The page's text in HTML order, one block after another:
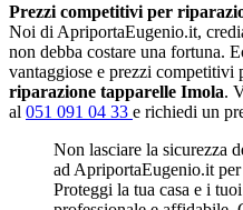
Prezzi competitivi per
Noi di ApriportaEugenio.it,
non debba costare una fortuna.
vantaggiose e prezzi competitivi
riparazione tapparelle Imola.
al 051 091 04 33 e richiedi un
Non lasciare la sicurezza
ad ApriportaEugenio.it
Proteggi la tua casa e i